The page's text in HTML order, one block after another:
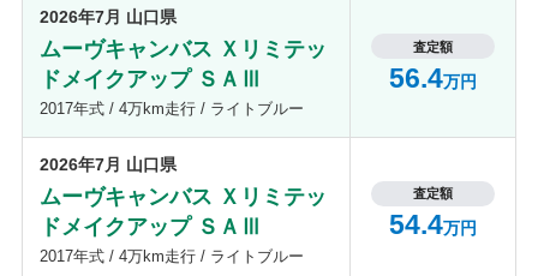
2026年7月 山口県
ムーヴキャンバス Ｘリミテッ
ドメイクアップ ＳＡⅢ
2017年式 / 4万km走行 / ライトブルー
査定額
56.4万円
2026年7月 山口県
ムーヴキャンバス Ｘリミテッ
ドメイクアップ ＳＡⅢ
2017年式 / 4万km走行 / ライトブルー
査定額
54.4万円